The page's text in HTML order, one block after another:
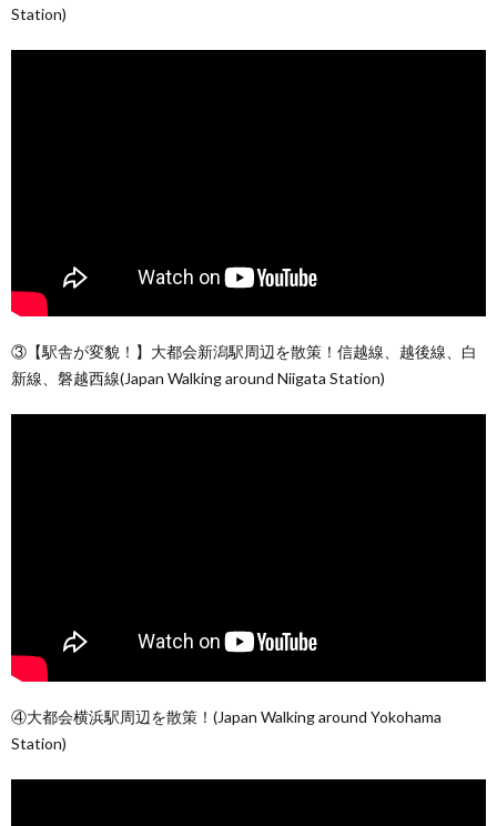
Station)
③【駅舎が変貌！】大都会新潟駅周辺を散策！信越線、越後線、白
新線、磐越西線(Japan Walking around Niigata Station)
④大都会横浜駅周辺を散策！(Japan Walking around Yokohama
Station)